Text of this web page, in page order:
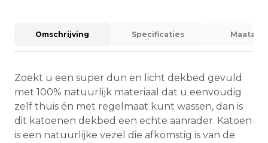
Omschrijving Specificaties
Zoekt u een super dun en licht dekbed gevuld
met 100% natuurlijk materiaal dat u eenvoudig
zelf thuis én met regelmaat kunt wassen, dan is
dit katoenen dekbed een echte aanrader. Katoen
is een natuurlijke vezel die afkomstig is van de